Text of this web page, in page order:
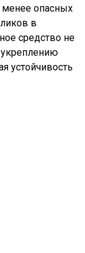
менее опасных
в
средство не
устойчивость